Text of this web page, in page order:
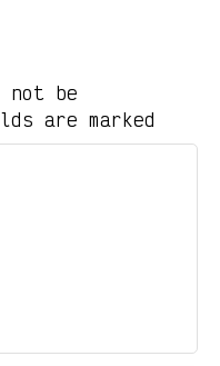
not be
are marked